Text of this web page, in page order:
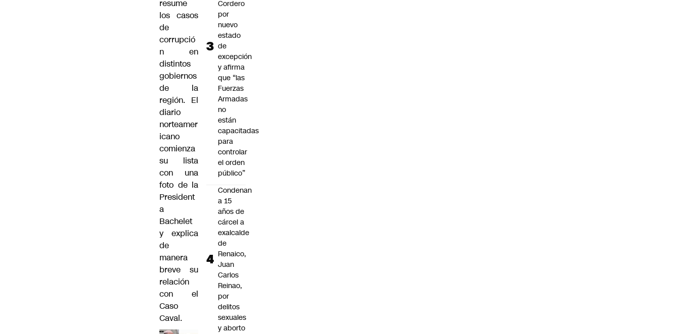
resume
los casos
de
corrupció
n en
distintos
gobiernos
de la
región. El
diario
norteamer
icano
comienza
su lista
con una
foto de la
President
a
Bachelet
y explica
de
manera
breve su
relación
con el
Caso
Caval.
Cordero
por
nuevo
estado
de
excepción
y afirma
que “las
Fuerzas
Armadas
no
están
capacitadas
para
controlar
el orden
público”
Condenan
a 15
años de
cárcel a
exalcalde
de
Renaico,
Juan
Carlos
Reinao,
por
delitos
sexuales
y aborto